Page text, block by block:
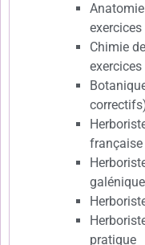
Chimie
française
pratique